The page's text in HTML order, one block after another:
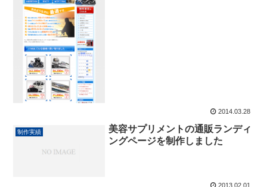
2014.03.28
制作実績
美容サプリメントの通販ランディ
ングページを制作しました
2013.02.01